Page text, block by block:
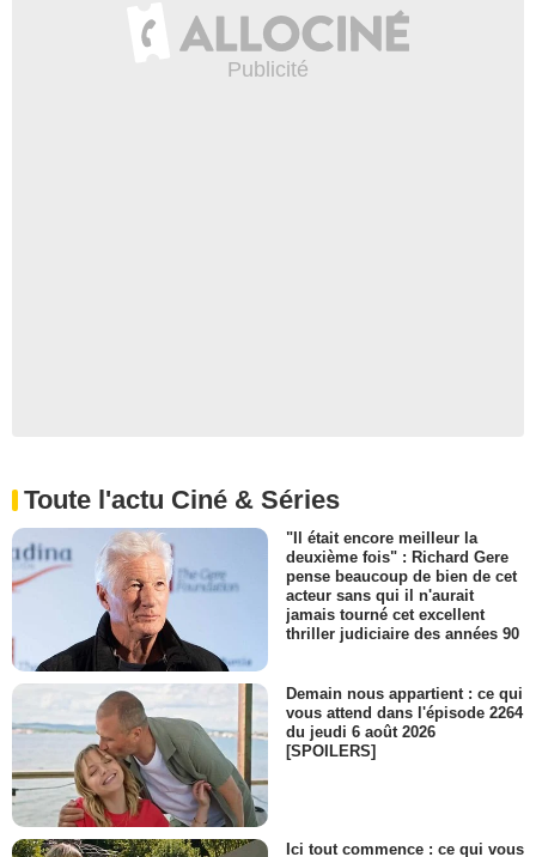
Toute l'actu Ciné & Séries
"Il était encore meilleur la
deuxième fois" : Richard Gere
pense beaucoup de bien de cet
acteur sans qui il n'aurait
jamais tourné cet excellent
thriller judiciaire des années 90
Demain nous appartient : ce qui
vous attend dans l'épisode 2264
du jeudi 6 août 2026
[SPOILERS]
Ici tout commence : ce qui vous